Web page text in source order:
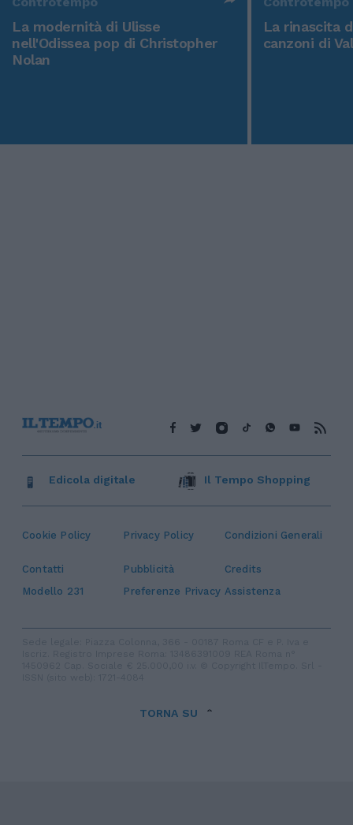
La modernità di Ulisse
nell'Odissea pop di Christopher
Nolan
La rinascita
canzoni di
Cookie Policy Privacy Policy Condizioni Generali
Contatti Pubblicità
Credits
Modello 231
Preferenze Privacy Assistenza
Edicola digitale Il Tempo Shopping
TORNA SU